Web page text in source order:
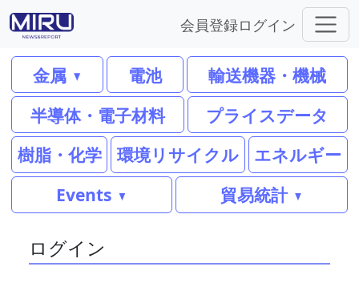
会員登録ログイン
金属 電池
輸送機器・機械
半導体・電子材料
プライスデータ
樹脂・化学
環境リサイクル
エネルギー
Events
貿易統計
ログイン